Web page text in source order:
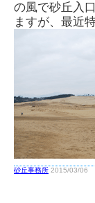
の風で砂丘入
ますが、最近
砂丘事務所 2015/03/06